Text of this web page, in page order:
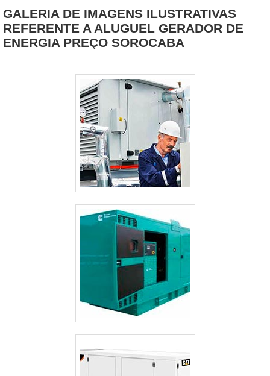
realizadas as atividades e estrutura suficiente para
atender todas as demandas, tudo isso para garantir que
se tenha ats chave de transferência com proteção.Há
atuação. A E. C. A. Equipamentos Eletrônicos se mostra
referência por ter: Soluções para sistemas críticos de
energia; Atendimentos a indústrias e comércios de
diversos ramos; Matéria-prima de excelente qualidade;
Profissionais com vasta experiência na área de
atuação.Ainda com uma visão analítica sobre ats chave
de transferência, mais do que visar apenas
lucratividade, deve oferecer produtos e serviços que
tenham ótima qualidade e excelente custo-benefício,
detalhes primordiais que são deixados de lado por
muitas empresas que não focam na fidelização do
cliente.Esses e outros motivos são a razão pela qual a E.
C. A. Equipamentos Eletrônicos é uma empresa
altamente qualificada quando exploramos o segmento
de vendas e assistência técnica de no-break,
estabilizadores, grupo gerador e instalações elétricas. A
empresa objetiva garantir a tecnologia e
desenvolvimento no que gera resultado e qualidade
para os clientes.A EMPRESA MAIS QUALIFICADA DO
SEGMENTONa E. C. A. Equipamentos Eletrônicos tem a
solução ideal para vendas e assistência técnica de no-
break, estabilizadores, grupo gerador e instalações
elétricas. São diversas opções disponibilizadas, como
GALERIA DE IMAGENS ILUSTRATIVAS
REFERENTE A ALUGUEL GERADOR DE
ENERGIA PREÇO SOROCABA